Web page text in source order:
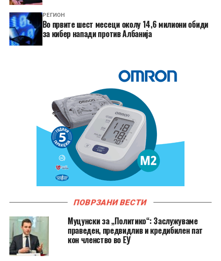
РЕГИОН
Во првите шест месеци околу 14,6 милиони обиди
за кибер напади против Албанија
ПОВРЗАНИ ВЕСТИ
Муцунски за „Политико“: Заслужуваме
праведен, предвидлив и кредибилен пат
кон членство во ЕУ